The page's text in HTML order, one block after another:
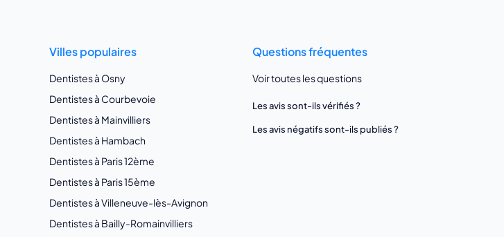
Villes populaires
Dentistes à Osny
Dentistes à Courbevoie
Dentistes à Mainvilliers
Dentistes à Hambach
Dentistes à Paris 12ème
Dentistes à Paris 15ème
Dentistes à Villeneuve-lès-Avignon
Dentistes à Bailly-Romainvilliers
Questions fréquentes
Voir toutes les questions
Les avis sont-ils vérifiés ?
Les avis négatifs sont-ils publiés ?